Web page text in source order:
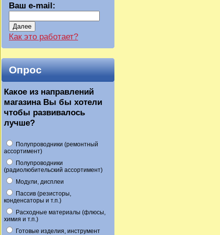
Ваш e-mail:
Далее
Как это работает?
Опрос
Какое из направлений
магазина Вы бы хотели
чтобы развивалось
лучше?
Полупроводники (ремонтный
ассортимент)
Полупроводники
(радиолюбительский ассортимент)
Модули, дисплеи
Пассив (резисторы,
конденсаторы и т.п.)
Расходные материалы (флюсы,
химия и т.п.)
Готовые изделия, инструмент